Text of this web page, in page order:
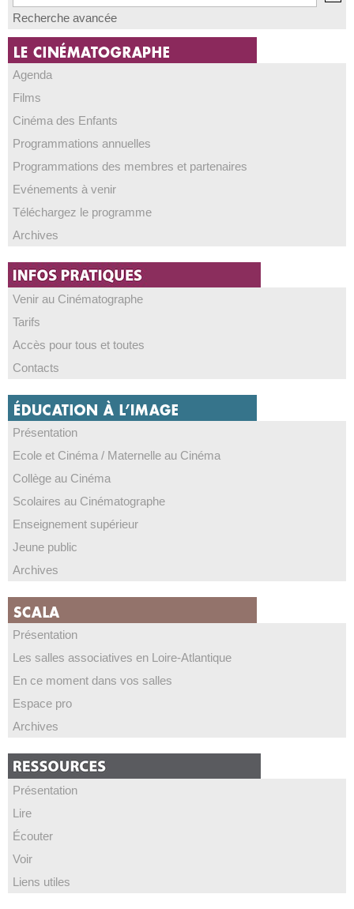
Recherche avancée
Agenda
Films
Cinéma des Enfants
Programmations annuelles
Programmations des membres et partenaires
Evénements à venir
Téléchargez le programme
Archives
Venir au Cinématographe
Tarifs
Accès pour tous et toutes
Contacts
Présentation
Ecole et Cinéma / Maternelle au Cinéma
Collège au Cinéma
Scolaires au Cinématographe
Enseignement supérieur
Jeune public
Archives
Présentation
Les salles associatives en Loire-Atlantique
En ce moment dans vos salles
Espace pro
Archives
Présentation
Lire
Écouter
Voir
Liens utiles